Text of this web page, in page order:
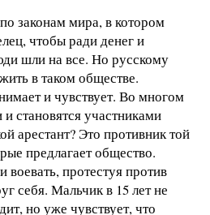
законам мира, в котором
чтобы ради денег и
шли на все. Но русскому
в таком обществе.
и чувствует. Во многом
становятся участниками
арестант? Это противник той
предлагает общество.
воевать, протестуя против
себя. Мальчик в 15 лет не
но уже чувствует, что